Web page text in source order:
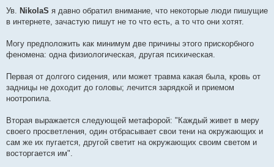
Ув. NikolaS я давно обратил внимание, что некоторые люди пишущие
в интернете, зачастую пишут не то что есть, а то что они хотят.
Могу предположить как минимум две причины этого прискорбного
феномена: одна физиологическая, другая психическая.
Первая от долгого сидения, или может травма какая была, кровь от
задницы не доходит до головы; лечится зарядкой и приемом
ноотропила.
Вторая выражается следующей метафорой: "Каждый живет в меру
своего просветления, один отбрасывает свои тени на окружающих и
сам же их пугается, другой светит на окружающих своим светом и
восторгается им".